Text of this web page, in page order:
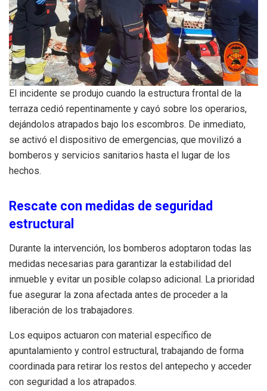
El incidente se produjo cuando la estructura frontal de la
terraza cedió repentinamente y cayó sobre los operarios,
dejándolos atrapados bajo los escombros. De inmediato,
se activó el dispositivo de emergencias, que movilizó a
bomberos y servicios sanitarios hasta el lugar de los
hechos.
Rescate con medidas de seguridad
estructural
Durante la intervención, los bomberos adoptaron todas las
medidas necesarias para garantizar la estabilidad del
inmueble y evitar un posible colapso adicional. La prioridad
fue asegurar la zona afectada antes de proceder a la
liberación de los trabajadores.
Los equipos actuaron con material específico de
apuntalamiento y control estructural, trabajando de forma
coordinada para retirar los restos del antepecho y acceder
con seguridad a los atrapados.